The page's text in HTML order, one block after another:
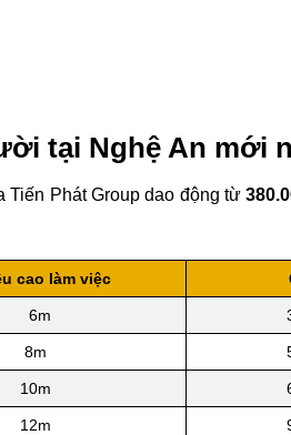
tại Nghệ An mới
Tiến Phát Group dao động từ
cao làm việc
6m
8m
10m
12m